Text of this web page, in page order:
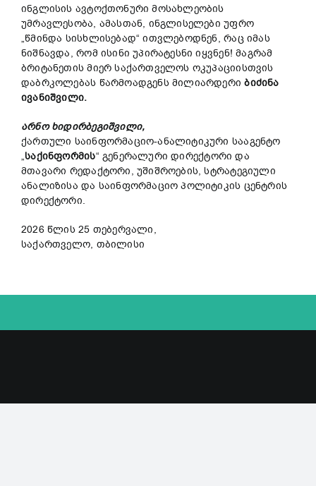
ინგლისის ავტოქთონური მოსახლეობის
უმრავლესობა, ამასთან, ინგლისელები უფრო
„წმინდა სისხლისებად“ ითვლებოდნენ, რაც იმას
ნიშნავდა, რომ ისინი უპირატესნი იყვნენ! მაგრამ
ბრიტანეთის მიერ საქართველოს ოკუპაციისთვის
დაბრკოლებას წარმოადგენს მილიარდერიბიძინა
ივანიშვილი.
არნო ხიდირბეგიშვილი,
ქართული საინფორმაციო-ანალიტიკური სააგენტო
„საქინფორმის“ გენერალური დირექტორი და
მთავარი რედაქტორი, უშიშროების, სტრატეგიული
ანალიზისა და საინფორმაციო პოლიტიკის ცენტრის
დირექტორი.
2026 წლის 25 თებერვალი,
საქართველო, თბილისი